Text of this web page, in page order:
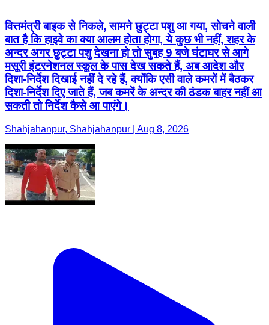
वित्तमंत्री बाइक से निकले, सामने छुट्टा पशु आ गया, सोचने वाली
बात है कि हाइवे का क्या आलम होता होगा, ये कुछ भी नहीं, शहर के
अन्दर अगर छुट्टा पशु देखना हो तो सुबह 9 बजे घंटाघर से आगे
मसूरी इंटरनेशनल स्कूल के पास देख सकते हैं, अब आदेश और
दिशा-निर्देश दिखाई नहीं दे रहे हैं, क्योंकि एसी वाले कमरों में बैठकर
दिशा-निर्देश दिए जाते हैं, जब कमरें के अन्दर की ठंडक बाहर नहीं आ
सकती तो निर्देश कैसे आ पाएंगे।
Shahjahanpur, Shahjahanpur | Aug 8, 2026